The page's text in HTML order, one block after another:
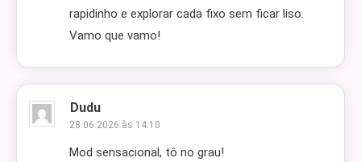
rapidinho e explorar cada fixo sem ficar liso.
Vamo que vamo!
Dudu
28.06.2026 às 14:10
Mod sensacional, tô no grau!